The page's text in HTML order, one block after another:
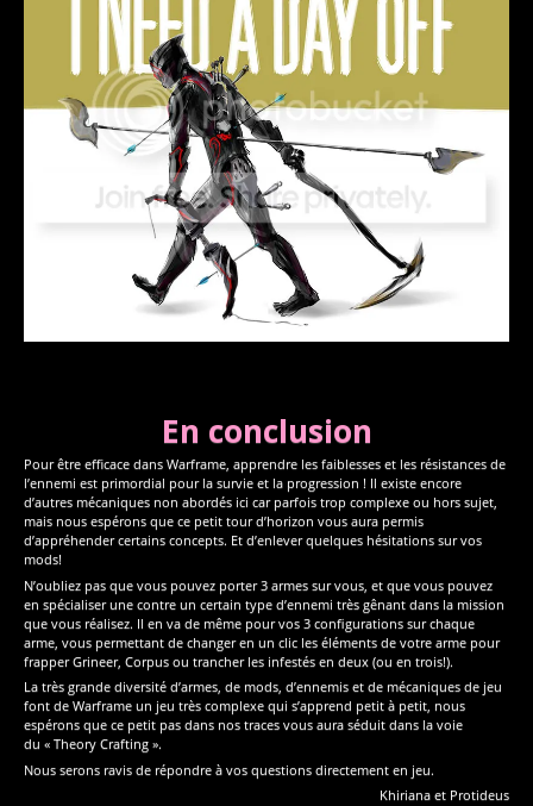
En conclusion
Pour être efficace dans Warframe, apprendre les faiblesses et les résistances de
l’ennemi est primordial pour la survie et la progression ! Il existe encore
d’autres mécaniques non abordés ici car parfois trop complexe ou hors sujet,
mais nous espérons que ce petit tour d’horizon vous aura permis
d’appréhender certains concepts. Et d’enlever quelques hésitations sur vos
mods!
N’oubliez pas que vous pouvez porter 3 armes sur vous, et que vous pouvez
en spécialiser une contre un certain type d’ennemi très gênant dans la mission
que vous réalisez. Il en va de même pour vos 3 configurations sur chaque
arme, vous permettant de changer en un clic les éléments de votre arme pour
frapper Grineer, Corpus ou trancher les infestés en deux (ou en trois!).
La très grande diversité d’armes, de mods, d’ennemis et de mécaniques de jeu
font de Warframe un jeu très complexe qui s’apprend petit à petit, nous
espérons que ce petit pas dans nos traces vous aura séduit dans la voie
du « Theory Crafting ».
Nous serons ravis de répondre à vos questions directement en jeu.
Khiriana et Protideus